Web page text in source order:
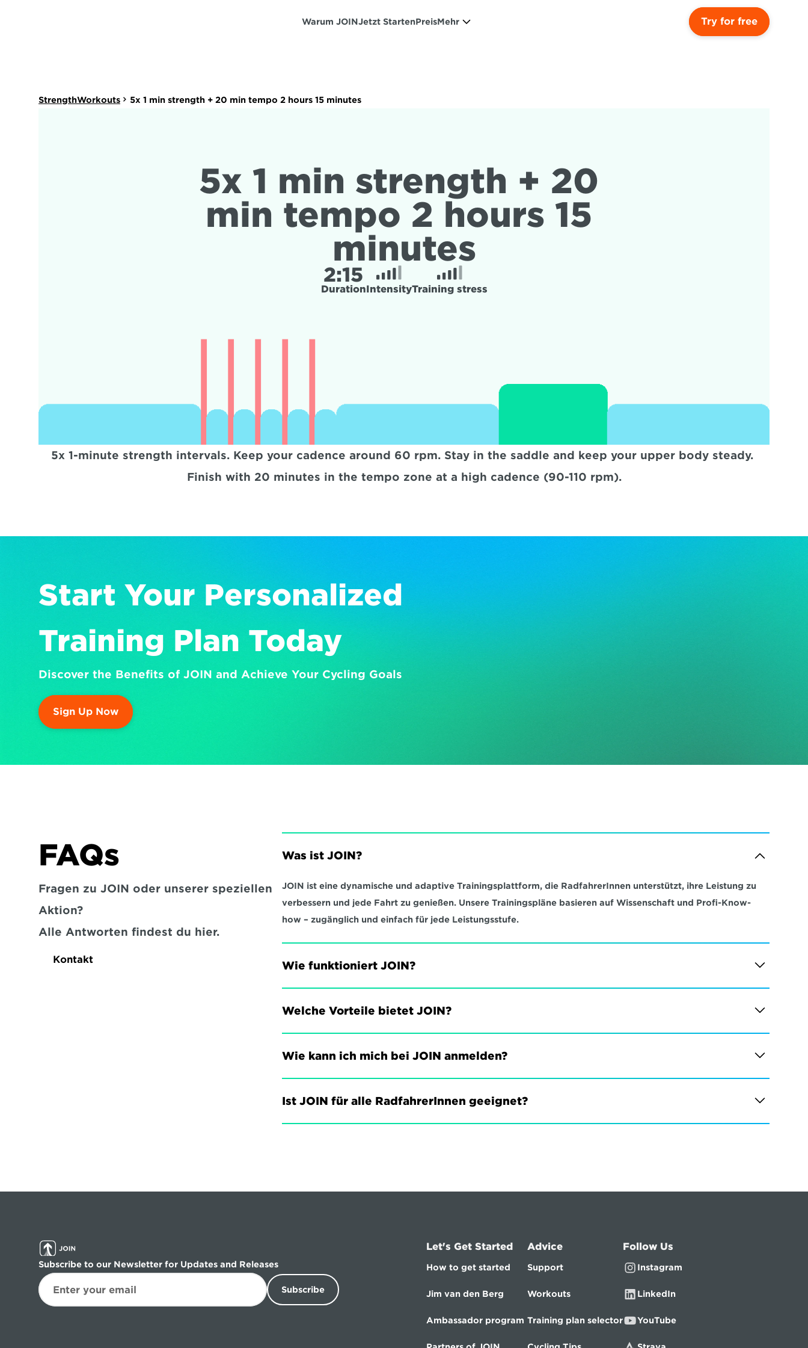
Warum JOINJetzt StartenPreisMehr Try for free
StrengthWorkouts 5x 1 min strength + 20 min tempo 2 hours 15 minutes
5x 1 min strength + 20
min tempo 2 hours 15
minutes
2:15
DurationIntensityTraining stress
5x 1-minute strength intervals. Keep your cadence around 60 rpm. Stay in the saddle and keep your upper body steady.
Finish with 20 minutes in the tempo zone at a high cadence (90-110 rpm).
Start Your Personalized
Training Plan Today
Discover the Benefits of JOIN and Achieve Your Cycling Goals
Sign Up Now
FAQs
Fragen zu JOIN oder unserer speziellen
Aktion?
Alle Antworten findest du hier.
Kontakt
Was ist JOIN?
JOIN ist eine dynamische und adaptive Trainingsplattform, die RadfahrerInnen unterstützt, ihre Leistung zu
verbessern und jede Fahrt zu genießen. Unsere Trainingspläne basieren auf Wissenschaft und Profi-Know-
how – zugänglich und einfach für jede Leistungsstufe.
Wie funktioniert JOIN?
Welche Vorteile bietet JOIN?
Wie kann ich mich bei JOIN anmelden?
Ist JOIN für alle RadfahrerInnen geeignet?
Subscribe to our Newsletter for Updates and Releases
Subscribe
Let's Get Started
How to get started
Jim van den Berg
Ambassador program
Advice
Support
Workouts
Training plan selector
Follow Us
Instagram
LinkedIn
YouTube